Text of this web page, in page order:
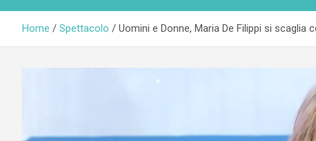
Home Spettacolo Uomini e Donne, Maria De Filippi si scaglia